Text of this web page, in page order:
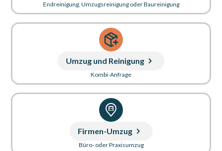
Endreinigung, Umzugsreinigung oder Baureinigung
Umzug und Reinigung
Kombi-Anfrage
Firmen-Umzug
Büro- oder Praxisumzug